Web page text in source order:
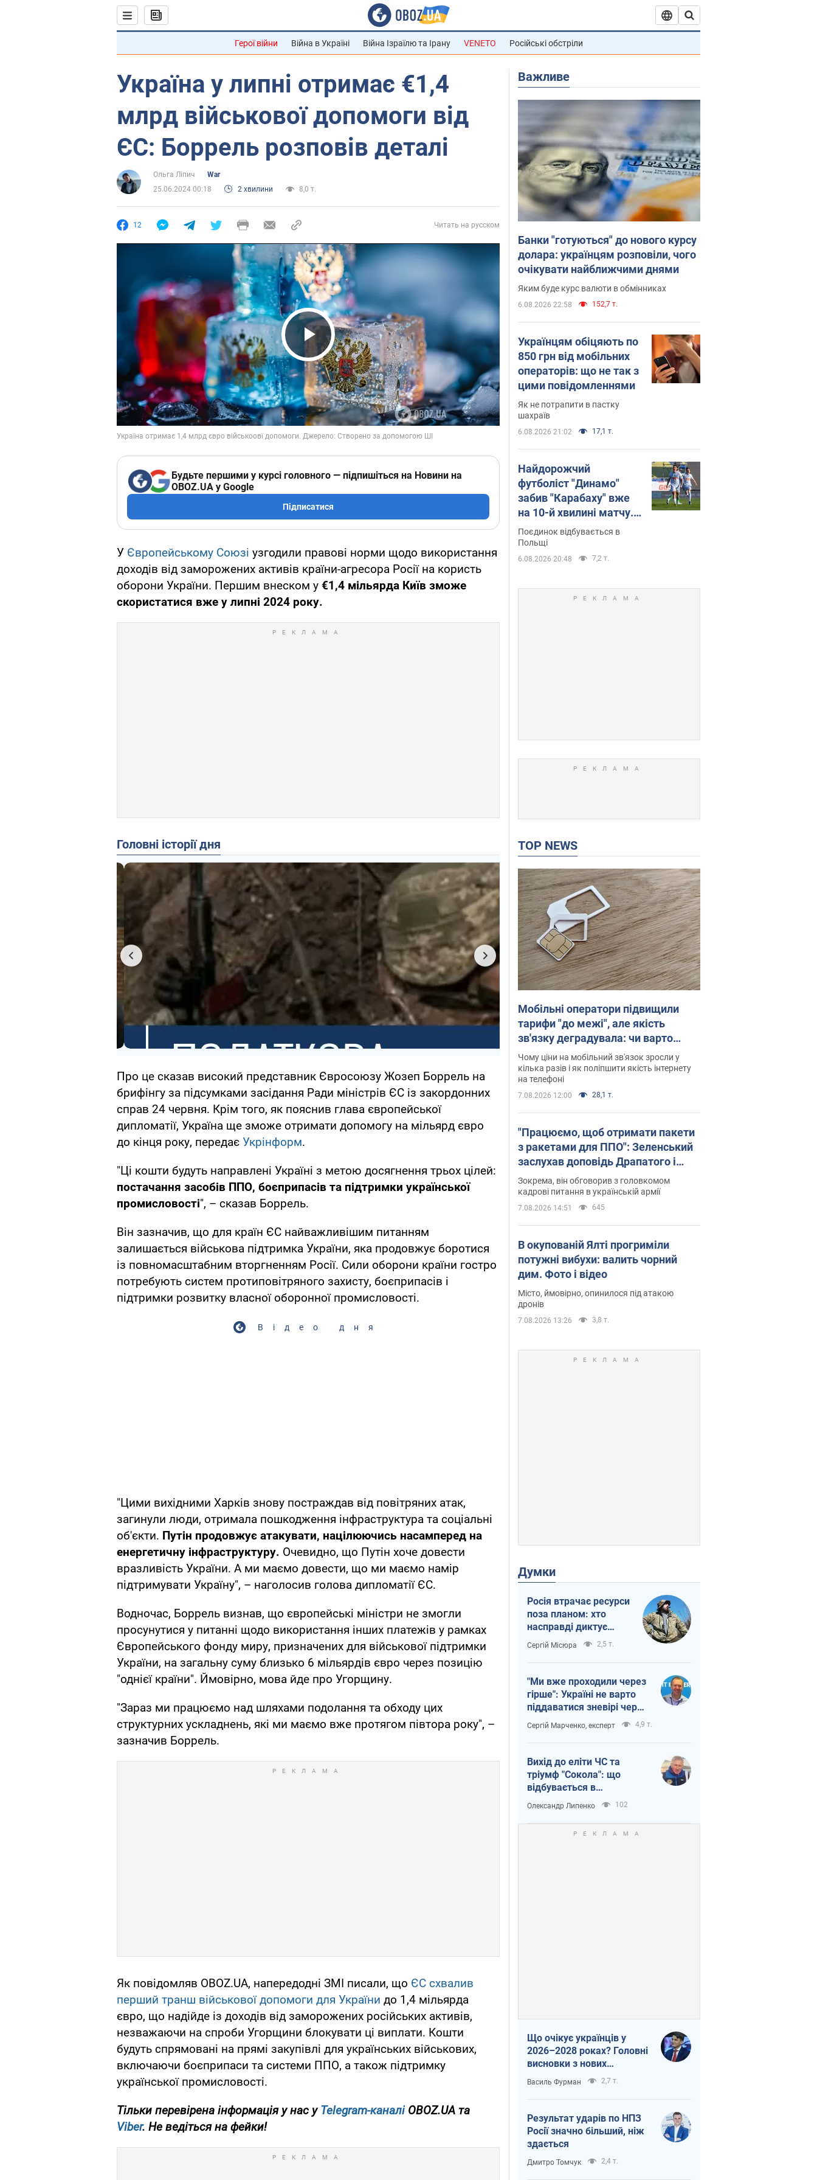
Герої війни Війна в Україні Війна Ізраїлю та Ірану VENETO Російські обстріли
Україна у липні отримає €1,4
млрд військової допомоги від
ЄС: Боррель розповів деталі
Ольга Ліпич
War
25.06.2024 00:18
2 хвилини 8,0 т.
12 Читать на русском
Play Video
Будьте першими у курсі головного — підпишіться на Новини на
OBOZ.UA у Google
Підписатися
У Європейському Союзі узгодили правові норми щодо використання
доходів від заморожених активів країни-агресора Росії на користь
оборони України. Першим внеском у €1,4 мільярда Київ зможе
скористатися вже у липні 2024 року.
Головні історії дня
Про це сказав високий представник Євросоюзу Жозеп Боррель на
брифінгу за підсумками засідання Ради міністрів ЄС із закордонних
справ 24 червня. Крім того, як пояснив глава європейської
дипломатії, Україна ще зможе отримати допомогу на мільярд євро
до кінця року, передає Укрінформ.
"Ці кошти будуть направлені Україні з метою досягнення трьох цілей:
постачання засобів ППО, боєприпасів та підтримки української
промисловості", – сказав Боррель.
Він зазначив, що для країн ЄС найважливішим питанням
залишається військова підтримка України, яка продовжує боротися
із повномасштабним вторгненням Росії. Сили оборони країни гостро
потребують систем протиповітряного захисту, боєприпасів і
підтримки розвитку власної оборонної промисловості.
Відео дня
"Цими вихідними Харків знову постраждав від повітряних атак,
загинули люди, отримала пошкодження інфраструктура та соціальні
об'єкти. Путін продовжує атакувати, націлюючись насамперед на
енергетичну інфраструктуру. Очевидно, що Путін хоче довести
вразливість України. А ми маємо довести, що ми маємо намір
підтримувати Україну", – наголосив голова дипломатії ЄС.
Водночас, Боррель визнав, що європейські міністри не змогли
просунутися у питанні щодо використання інших платежів у рамках
Європейського фонду миру, призначених для військової підтримки
України, на загальну суму близько 6 мільярдів євро через позицію
"однієї країни". Ймовірно, мова йде про Угорщину.
"Зараз ми працюємо над шляхами подолання та обходу цих
структурних ускладнень, які ми маємо вже протягом півтора року", –
зазначив Боррель.
Як повідомляв OBOZ.UA, напередодні ЗМІ писали, що ЄС схвалив
перший транш військової допомоги для України до 1,4 мільярда
євро, що надійде із доходів від заморожених російських активів,
незважаючи на спроби Угорщини блокувати ці виплати. Кошти
будуть спрямовані на прямі закупівлі для українських військових,
включаючи боєприпаси та системи ППО, а також підтримку
української промисловості.
Тільки перевірена інформація у нас у Telegram-каналі OBOZ.UA та
Viber. Не ведіться на фейки!
Важливе
Банки "готуються" до нового курсу
долара: українцям розповіли, чого
очікувати найближчими днями
Яким буде курс валюти в обмінниках
6.08.2026 22:58 152,7 т.
Українцям обіцяють по
850 грн від мобільних
операторів: що не так з
цими повідомленнями
Як не потрапити в пастку
шахраїв
6.08.2026 21:02 17,1 т.
Найдорожчий
футболіст "Динамо"
забив "Карабаху" вже
на 10-й хвилині матчу.
Відео
Поєдинок відбувається в
Польщі
6.08.2026 20:48 7,2 т.
TOP NEWS
Мобільні оператори підвищили
тарифи "до межі", але якість
зв'язку деградувала: чи варто
скаржитись на ціни
Чому ціни на мобільний зв'язок зросли у
кілька разів і як поліпшити якість інтернету
на телефоні
7.08.2026 12:00 28,1 т.
"Працюємо, щоб отримати пакети
з ракетами для ППО": Зеленський
заслухав доповідь Драпатого і
анонсував нові кроки
Зокрема, він обговорив з головкомом
кадрові питання в українській армії
7.08.2026 14:51 645
В окупованій Ялті прогриміли
потужні вибухи: валить чорний
дим. Фото і відео
Місто, ймовірно, опинилося під атакою
дронів
7.08.2026 13:26 3,8 т.
Думки
Росія втрачає ресурси
поза планом: хто
насправді диктує
темп війни
Сергій Місюра 2,5 т.
"Ми вже проходили через
гірше": Україні не варто
піддаватися зневірі через
ракетний терор
Сергій Марченко, експерт 4,9 т.
Вихід до еліти ЧС та
тріумф "Сокола": що
відбувається в
українському хокеї
Олександр Липенко 102
Що очікує українців у
2026–2028 роках? Головні
висновки з нових
прогнозів від НБУ
Василь Фурман 2,7 т.
Результат ударів по НПЗ
Росії значно більший, ніж
здається
Дмитро Томчук 2,4 т.